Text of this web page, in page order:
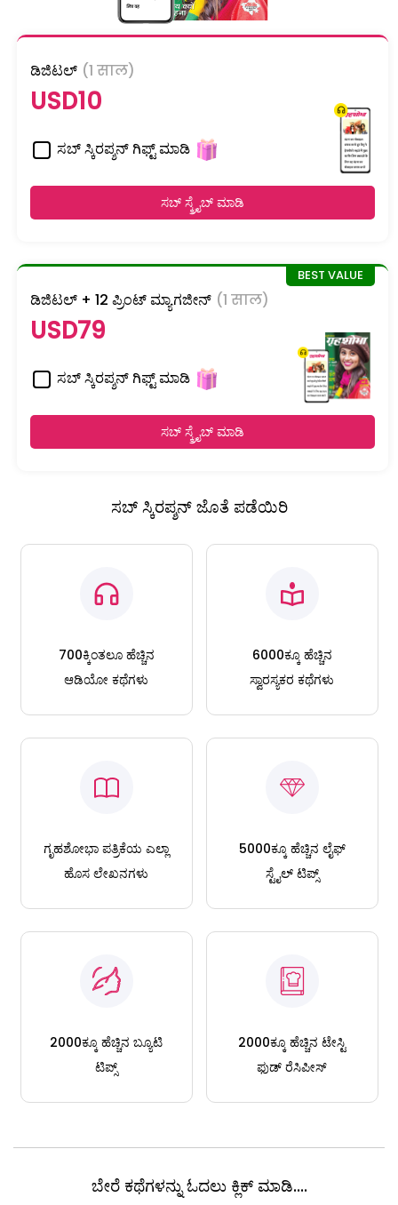
ಡಿಜಿಟಲ್ (1 साल)
USD10
ಸಬ್ ಸ್ಕಿರಪ್ಶನ್ ಗಿಫ್ಟ್ ಮಾಡಿ
ಸಬ್ ಸ್ಕ್ರೈಬ್ ಮಾಡಿ
ಡಿಜಿಟಲ್ + 12 ಪ್ರಿಂಟ್ ಮ್ಯಾಗಜೀನ್ (1 साल)
USD79
ಸಬ್ ಸ್ಕಿರಪ್ಶನ್ ಗಿಫ್ಟ್ ಮಾಡಿ
ಸಬ್ ಸ್ಕ್ರೈಬ್ ಮಾಡಿ
ಸಬ್ ಸ್ಕಿರಪ್ಶನ್ ಜೊತೆ ಪಡೆಯಿರಿ
700ಕ್ಕಿಂತಲೂ ಹೆಚ್ಚಿನ
ಆಡಿಯೋ ಕಥೆಗಳು
6000ಕ್ಕೂ ಹೆಚ್ಚಿನ
ಸ್ವಾರಸ್ಯಕರ ಕಥೆಗಳು
ಗೃಹಶೋಭಾ ಪತ್ರಿಕೆಯ ಎಲ್ಲಾ
ಹೊಸ ಲೇಖನಗಳು
5000ಕ್ಕೂ ಹೆಚ್ಚಿನ ಲೈಫ್
ಸ್ಟೈಲ್ ಟಿಪ್ಸ್
2000ಕ್ಕೂ ಹೆಚ್ಚಿನ ಬ್ಯೂಟಿ
ಟಿಪ್ಸ್
2000ಕ್ಕೂ ಹೆಚ್ಚಿನ ಟೇಸ್ಟಿ
ಫುಡ್ ರೆಸಿಪೀಸ್
ಬೇರೆ ಕಥೆಗಳನ್ನು ಓದಲು ಕ್ಲಿಕ್ ಮಾಡಿ....